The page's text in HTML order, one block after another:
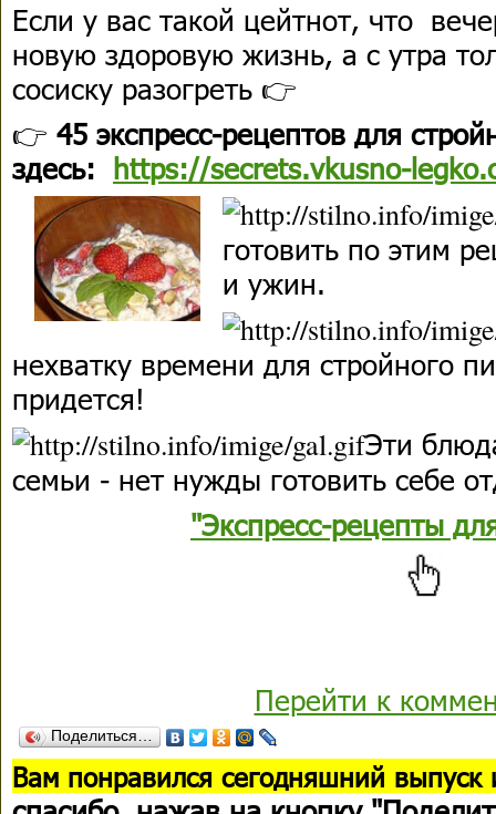
Если у вас такой цейтнот, что
новую здоровую жизнь, а с утра
сосиску разогреть 👉
👉 45 экспресс-рецептов для
здесь: https://secrets.vkusno-
готовить по этим
и ужин.
нехватку времени для стройного
придется!
Эти
семьи - нет нужды готовить себе
"Экспресс-рецепты
Перейти к
Поделиться…
Вам понравился сегодняшний выпуск